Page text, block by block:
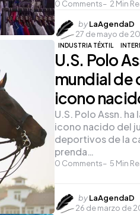
0 Comments 2 Min
Posted
by
by LaAgendaD
27 de mayo de
INDUSTRIA TÉXTIL
U.S. Polo
mundial de
icono
0 Comments 5 Min
U.S. Polo Assn.
icono nacido del
deportivos de la
prenda…
Posted
by
by LaAgendaD
26 de marzo de